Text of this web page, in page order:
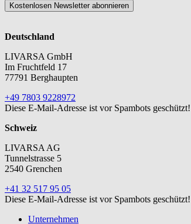
Kostenlosen Newsletter abonnieren
Deutschland
LIVARSA GmbH
Im Fruchtfeld 17
77791 Berghaupten
+49 7803 9228972
Diese E-Mail-Adresse ist vor Spambots
Schweiz
LIVARSA AG
Tunnelstrasse 5
2540 Grenchen
+41 32 517 95 05
Diese E-Mail-Adresse ist vor Spambots
Unternehmen